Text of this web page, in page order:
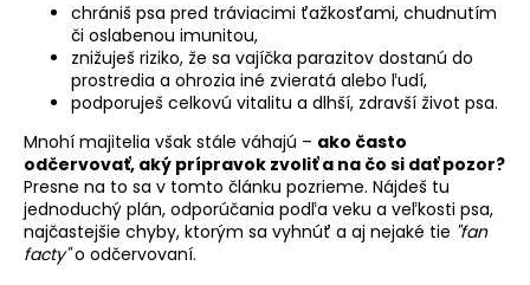
chrániš psa pred tráviacimi ťažkosťami, chudnutím
či oslabenou imunitou,
znižuješ riziko, že sa vajíčka parazitov dostanú do
prostredia a ohrozia iné zvieratá alebo ľudí,
podporuješ celkovú vitalitu a dlhší, zdravší život psa.
Mnohí majitelia však stále váhajú – ako často
odčervovať, aký prípravok zvoliť a na čo si dať pozor?
Presne na to sa v tomto článku pozrieme. Nájdeš tu
jednoduchý plán, odporúčania podľa veku a veľkosti psa,
najčastejšie chyby, ktorým sa vyhnúť a aj nejaké tie "fan
facty"o odčervovaní.